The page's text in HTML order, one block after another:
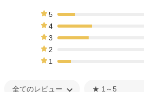
5
4
3
2
1